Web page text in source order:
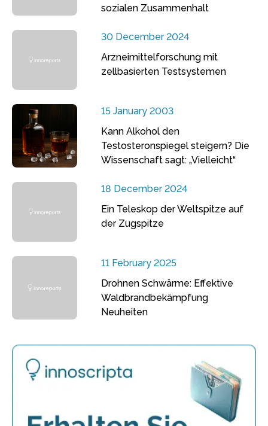
sozialen Zusammenhalt
30 December 2024
Arzneimittelforschung mit
zellbasierten Testsystemen
15 January 2003
Kann Alkohol den
Testosteronspiegel steigern? Die
Wissenschaft sagt: „Vielleicht“
18 December 2024
Ein Teleskop der Weltspitze auf
der Zugspitze
11 February 2025
Drohnen Schwärme: Effektive
Waldbrandbekämpfung
Neuheiten